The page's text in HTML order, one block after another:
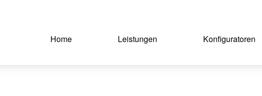
Home Leistungen Konfiguratoren